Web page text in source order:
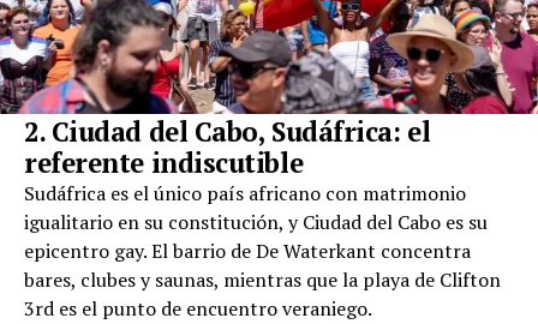
2. Ciudad del Cabo, Sudáfrica: el
referente indiscutible
Sudáfrica es el único país africano con matrimonio
igualitario en su constitución, y Ciudad del Cabo es su
epicentro gay. El barrio de De Waterkant concentra
bares, clubes y saunas, mientras que la playa de Clifton
3rd es el punto de encuentro veraniego.